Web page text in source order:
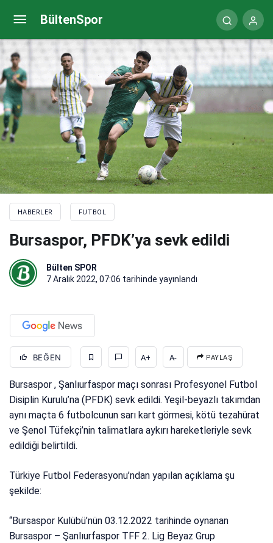
BültenSpor
HABERLER FUTBOL
Bursaspor, PFDK’ya sevk edildi
Bülten SPOR
7 Aralık 2022, 07:06 tarihinde yayınlandı
BEĞEN A+ A- PAYLAŞ
Bursaspor , Şanlıurfaspor maçı sonrası Profesyonel Futbol
Disiplin Kurulu’na (PFDK) sevk edildi. Yeşil-beyazlı takımdan
aynı maçta 6 futbolcunun sarı kart görmesi, kötü tezahürat
ve Şenol Tüfekçi’nin talimatlara aykırı hareketleriyle sevk
edildiği belirtildi.
Türkiye Futbol Federasyonu’ndan yapılan açıklama şu
şekilde:
“Bursaspor Kulübü’nün 03.12.2022 tarihinde oynanan
Bursaspor – Şanlıurfaspor TFF 2. Lig Beyaz Grup
Fransa’ya kesilecek cezaları Mbappe ödeyecek